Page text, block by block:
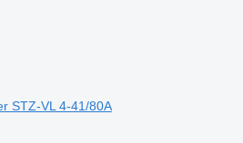
STZ-VL 4-41/80A